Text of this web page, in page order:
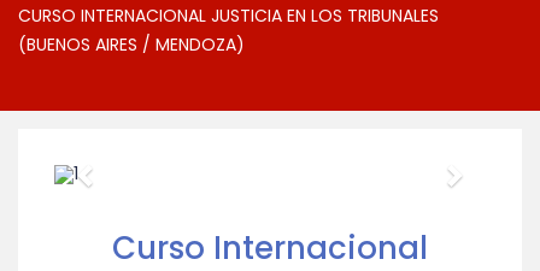
CURSO INTERNACIONAL JUSTICIA EN LOS TRIBUNALES
(BUENOS AIRES / MENDOZA)
Anterior
Curso Internacional